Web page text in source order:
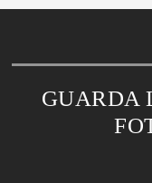
GUARDA